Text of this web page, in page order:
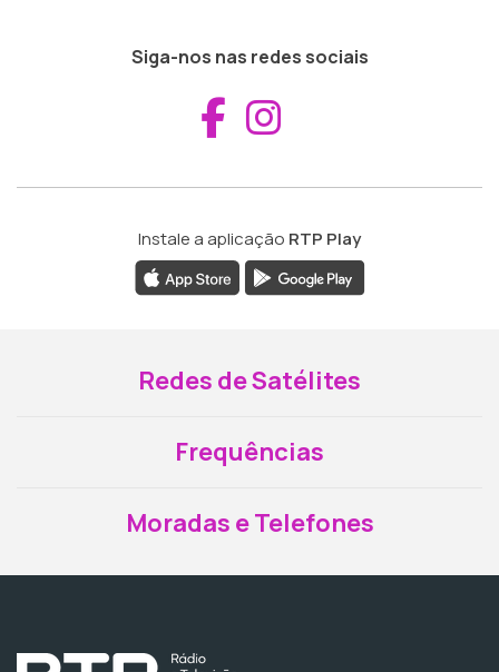
Siga-nos nas redes sociais
Aceder ao
Instale a aplicação RTP Play
Redes de Satélites
Frequências
Moradas e Telefones